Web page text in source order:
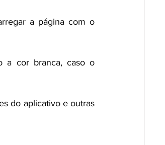
a página com o
a cor branca, caso o
do aplicativo e outras